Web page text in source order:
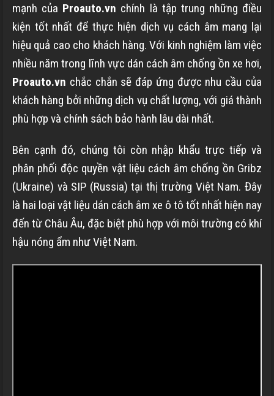
mạnh của Proauto.vn chính là tập trung những điều
kiện tốt nhất để thực hiện dịch vụ cách âm mang lại
hiệu quả cao cho khách hàng. Với kinh nghiệm làm việc
nhiều năm trong lĩnh vực dán cách âm chống ồn xe hơi,
Proauto.vn chắc chắn sẽ đáp ứng được nhu cầu của
khách hàng bởi những dịch vụ chất lượng, với giá thành
phù hợp và chính sách bảo hành lâu dài nhất.
Bên cạnh đó, chúng tôi còn nhập khẩu trực tiếp và
phân phối độc quyền vật liệu cách âm chống ồn Gribz
(Ukraine) và SIP (Russia) tại thị trường Việt Nam. Đây
là hai loại vật liệu dán cách âm xe ô tô tốt nhất hiện nay
đến từ Châu Âu, đặc biệt phù hợp với môi trường có khí
hậu nóng ẩm như Việt Nam.